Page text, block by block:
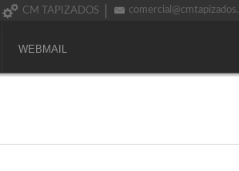
CM TAPIZADOS
WEBMAIL